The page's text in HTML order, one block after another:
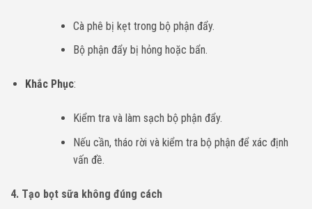
Cà phê bị kẹt trong bộ phận đẩy.
Bộ phận đẩy bị hỏng hoặc bẩn.
Khắc Phục:
Kiểm tra và làm sạch bộ phận đẩy.
Nếu cần, tháo rời và kiểm tra bộ phận để xác định
vấn đề.
4. Tạo bọt sữa không đúng cách